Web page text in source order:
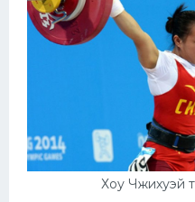
Хоу Чжихуэй